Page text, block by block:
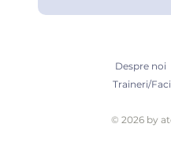
Despre noi
Traineri/
© 2026 by